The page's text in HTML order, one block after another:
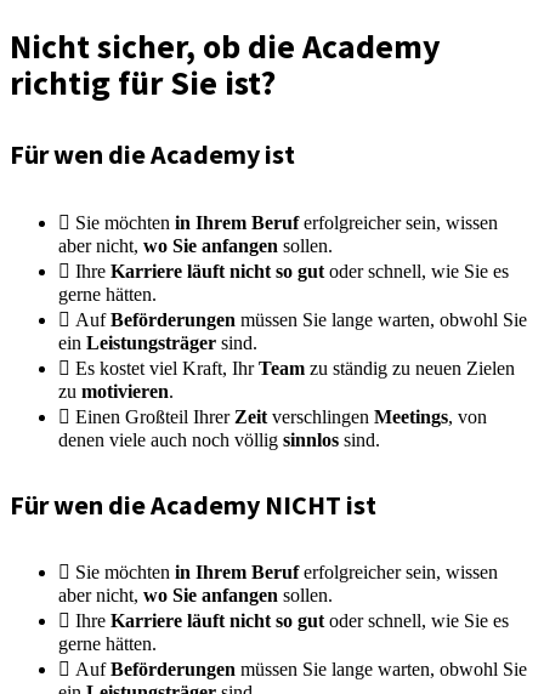
Nicht sicher, ob die Academy
richtig für Sie ist?
Für wen die Academy ist
Sie möchten in Ihrem Beruferfolgreicher sein, wissen
aber nicht, wo Sie anfangen sollen.
Ihre Karriere läuft nicht so gut oder schnell, wie Sie es
gerne hätten.
AufBeförderungen müssen Sie lange warten, obwohl Sie
ein Leistungsträger sind.
Es kostet viel Kraft, IhrTeam zu ständig zu neuen Zielen
zu motivieren.
Einen Großteil Ihrer Zeit verschlingen Meetings, von
denen viele auch noch völlig sinnlos sind.​
Für wen die Academy NICHT ist
Sie möchten in Ihrem Beruferfolgreicher sein, wissen
aber nicht, wo Sie anfangen sollen.
Ihre Karriere läuft nicht so gut oder schnell, wie Sie es
gerne hätten.
AufBeförderungen müssen Sie lange warten, obwohl Sie